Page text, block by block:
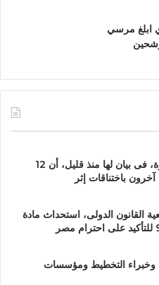
ابلغ مرسي
أعلنت إمارة منطقة المدينة المنورة، فى بيان لها منذ قليل، أن 12
القانون الدولى، استحداث مادة
وخبراء التخطيط ومؤسسات